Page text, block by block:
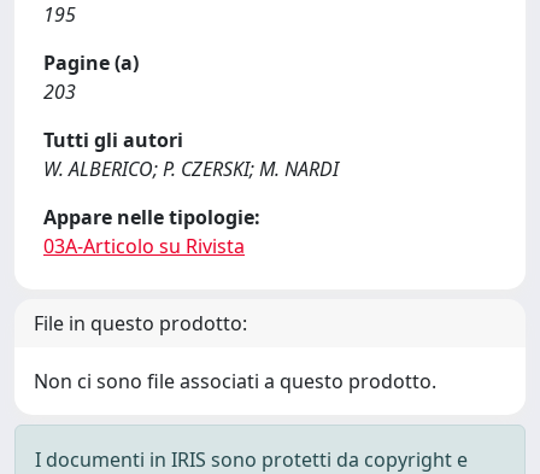
195
Pagine (a)
203
Tutti gli autori
W. ALBERICO; P. CZERSKI; M. NARDI
Appare nelle tipologie:
03A-Articolo su Rivista
File in questo prodotto:
Non ci sono file associati a questo prodotto.
I documenti in IRIS sono protetti da copyright e